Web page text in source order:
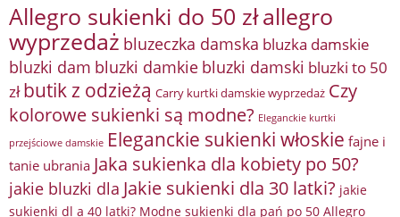
Allegro sukienki do 50 złallegro
wyprzedaż bluzeczka damska bluzka damskie
bluzki dam bluzki damkie bluzki damski bluzki to 50
zł butik z odzieżą Carry kurtki damskie wyprzedaż Czy
kolorowe sukienki są modne? Eleganckie kurtki
przejściowe damskie Eleganckie sukienki włoskie fajne i
tanie ubrania Jaka sukienka dla kobiety po 50?
jakie bluzki dla Jakie sukienki dla 30 latki? jakie
sukienki dl a 40 latki? Modne sukienki dla pań po 50 Allegro